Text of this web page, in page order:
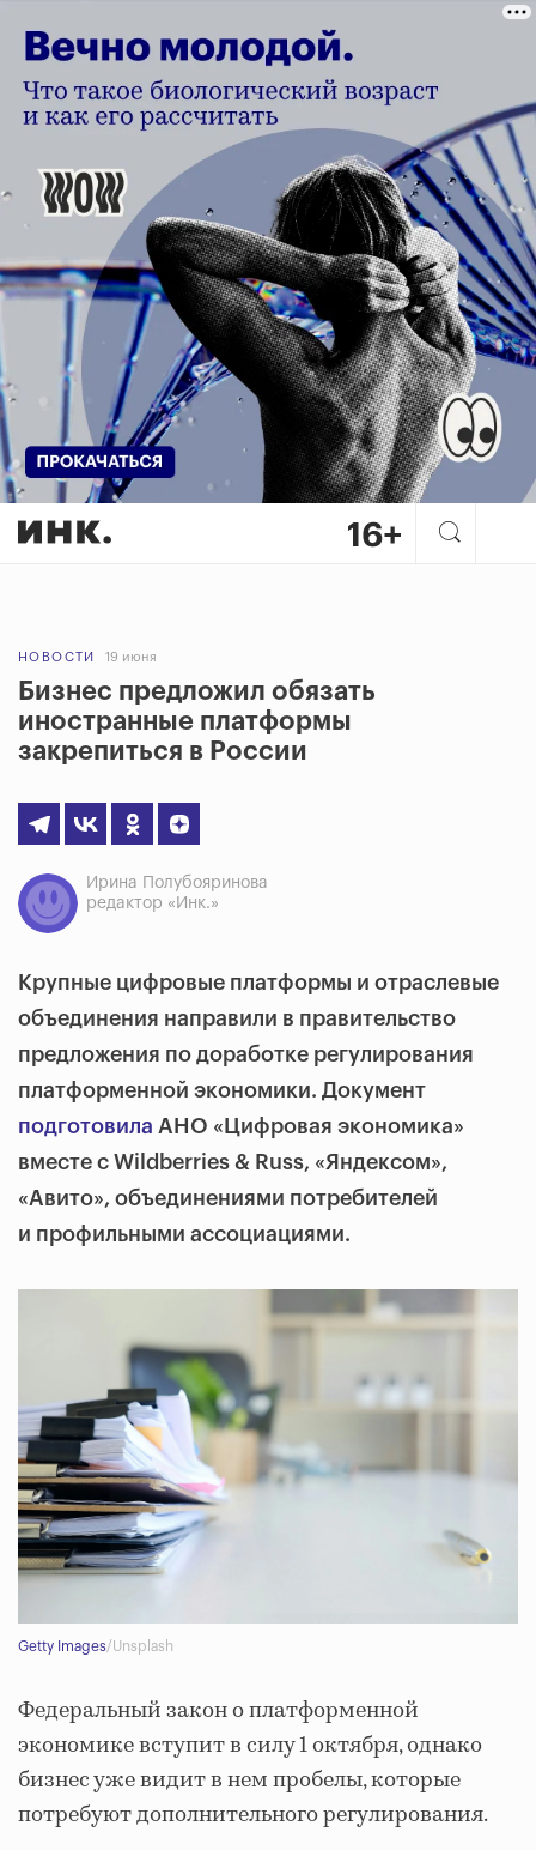
НОВОСТИ 19 июня
Бизнес предложил обязать
иностранные платформы
закрепиться в России
Ирина Полубояринова
редактор «Инк.»
Крупные цифровые платформы и отраслевые
объединения направили в правительство
предложения по доработке регулирования
платформенной экономики. Документ
подготовила АНО «Цифровая экономика»
вместе с Wildberries & Russ, «Яндексом»,
«Авито», объединениями потребителей
и профильными ассоциациями.
Getty Images/Unsplash
Федеральный закон о платформенной
экономике вступит в силу 1 октября, однако
бизнес уже видит в нем пробелы, которые
потребуют дополнительного регулирования.